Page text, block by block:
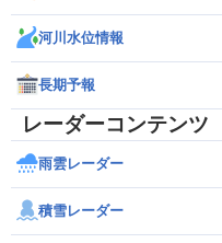
河川水位情報
長期予報
レーダーコンテンツ
雨雲レーダー
積雪レーダー